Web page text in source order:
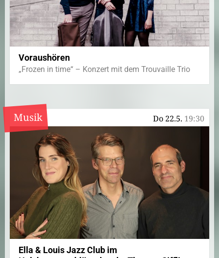
Voraushören
„Frozen in time“ – Konzert mit dem Trouvaille Trio
Do 22.5. 19:30
Musik
Ella & Louis Jazz Club im